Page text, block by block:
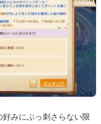
みにぶっ刺さらない限